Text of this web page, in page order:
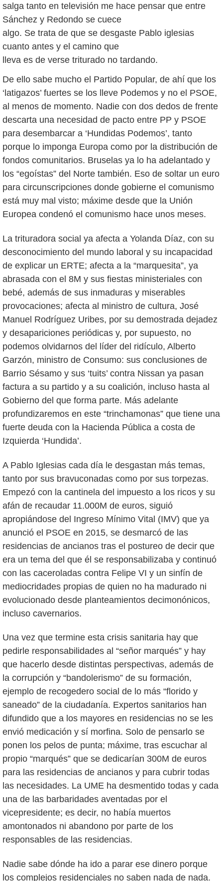
salga tanto en televisión me hace pensar que entre
Sánchez y Redondo se cuece
algo. Se trata de que se desgaste Pablo iglesias
cuanto antes y el camino que
lleva es de verse triturado no tardando.
De ello sabe mucho el Partido Popular, de ahí que los
‘latigazos’ fuertes se los lleve Podemos y no el PSOE,
al menos de momento. Nadie con dos dedos de frente
descarta una necesidad de pacto entre PP y PSOE
para desembarcar a ‘Hundidas Podemos’, tanto
porque lo imponga Europa como por la distribución de
fondos comunitarios. Bruselas ya lo ha adelantado y
los “egoístas” del Norte también. Eso de soltar un euro
para circunscripciones donde gobierne el comunismo
está muy mal visto; máxime desde que la Unión
Europea condenó el comunismo hace unos meses.
La trituradora social ya afecta a Yolanda Díaz, con su
desconocimiento del mundo laboral y su incapacidad
de explicar un ERTE; afecta a la “marquesita”, ya
abrasada con el 8M y sus fiestas ministeriales con
bebé, además de sus inmaduras y miserables
provocaciones; afecta al ministro de cultura, José
Manuel Rodríguez Uribes, por su demostrada dejadez
y desapariciones periódicas y, por supuesto, no
podemos olvidarnos del líder del ridículo, Alberto
Garzón, ministro de Consumo: sus conclusiones de
Barrio Sésamo y sus ‘tuits’ contra Nissan ya pasan
factura a su partido y a su coalición, incluso hasta al
Gobierno del que forma parte. Más adelante
profundizaremos en este “trinchamonas” que tiene una
fuerte deuda con la Hacienda Pública a costa de
Izquierda ‘Hundida’.
A Pablo Iglesias cada día le desgastan más temas,
tanto por sus bravuconadas como por sus torpezas.
Empezó con la cantinela del impuesto a los ricos y su
afán de recaudar 11.000M de euros, siguió
apropiándose del Ingreso Mínimo Vital (IMV) que ya
anunció el PSOE en 2015, se desmarcó de las
residencias de ancianos tras el postureo de decir que
era un tema del que él se responsabilizaba y continuó
con las caceroladas contra Felipe VI y un sinfín de
mediocridades propias de quien no ha madurado ni
evolucionado desde planteamientos decimonónicos,
incluso cavernarios.
Una vez que termine esta crisis sanitaria hay que
pedirle responsabilidades al “señor marqués” y hay
que hacerlo desde distintas perspectivas, además de
la corrupción y “bandolerismo” de su formación,
ejemplo de recogedero social de lo más “florido y
saneado” de la ciudadanía. Expertos sanitarios han
difundido que a los mayores en residencias no se les
envió medicación y sí morfina. Solo de pensarlo se
ponen los pelos de punta; máxime, tras escuchar al
propio “marqués” que se dedicarían 300M de euros
para las residencias de ancianos y para cubrir todas
las necesidades. La UME ha desmentido todas y cada
una de las barbaridades aventadas por el
vicepresidente; es decir, no había muertos
amontonados ni abandono por parte de los
responsables de las residencias.
Nadie sabe dónde ha ido a parar ese dinero porque
los complejos residenciales no saben nada de nada.